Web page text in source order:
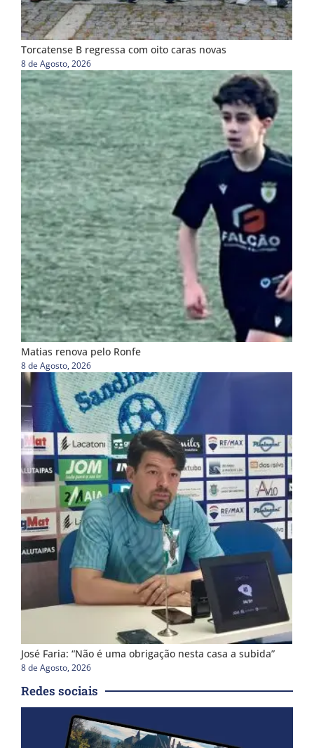
Torcatense B regressa com oito caras novas
8 de Agosto, 2026
Matias renova pelo Ronfe
8 de Agosto, 2026
José Faria: “Não é uma obrigação nesta casa a subida”
8 de Agosto, 2026
Redes sociais